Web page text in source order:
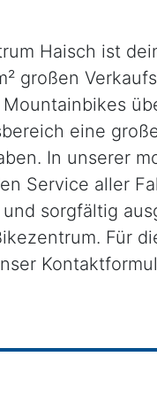
Haisch ist
großen
Mountainbikes
eine
In unserer
Service aller
sorgfältig
Für